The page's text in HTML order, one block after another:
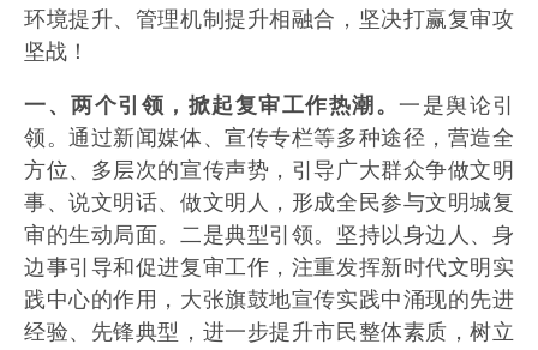
环境提升、管理机制提升相融合，坚决打赢复审攻
坚战！
一、两个引领，掀起复审工作热潮。 一是舆论引
领。通过新闻媒体、宣传专栏等多种途径，营造全
方位、多层次的宣传声势，引导广大群众争做文明
事、说文明话、做文明人，形成全民参与文明城复
审的生动局面。二是典型引领。坚持以身边人、身
边事引导和促进复审工作，注重发挥新时代文明实
践中心的作用，大张旗鼓地宣传实践中涌现的先进
经验、先锋典型，进一步提升市民整体素质，树立